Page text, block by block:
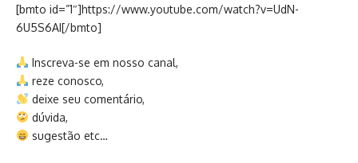
[bmto id=”1″]https://www.youtube.com/watch?v=UdN-
6U5S6AI[/bmto]
Inscreva-se em nosso canal,
reze conosco,
deixe seu comentário,
dúvida,
sugestão etc…